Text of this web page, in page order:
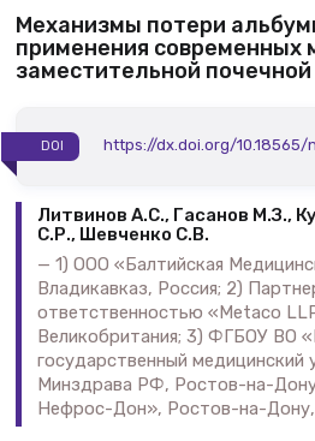
Механизмы потери
применения современных
заместительной
DOI https://dx.doi.org/
Литвинов А.С., Гасанов М.З.,
С.Р., Шевченко С.В.
1) ООО «Балтийская
Владикавказ, Россия; 2)
ответственностью «Metaco
Великобритания; 3) ФГБОУ ВО
государственный медицинский
Минздрава РФ, Ростов-на-
Нефрос-Дон», Ростов-на-Дону,